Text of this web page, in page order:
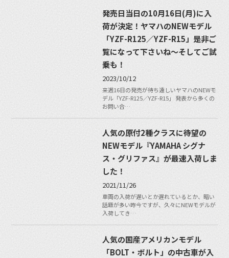
発売日当日の10月16日(月)に入
荷が決定！ヤマハのNEWモデル
「YZF-R125／YZF-R15」是非ご
覧になって下さいね〜そしてご試
乗も！
2023/10/12
来週16日の発売が待ち遠しいヤマハのNEWモ
デル「YZF-R125／YZF-R15」 発表から多くの
お問い合…
人気の原付2種クラスに待望の
NEWモデル『YAMAHA シグナ
ス・グリファス』が最速入荷しま
した！
2021/11/26
車両の入荷が遅いとか遅れているとか、暗い
話題が多い昨今ですが、久々にNEWモデルが
入荷してき…
人気の国産アメリカンモデル
「BOLT・ボルト」の中古車が入